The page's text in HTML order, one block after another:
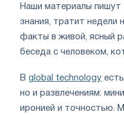
Наши материалы пишут
знания, тратит недели
факты в живой, ясный
беседа с человеком,
В global technology
но и развлечениям:
иронией и точностью.